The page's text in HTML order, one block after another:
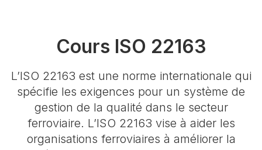
Cours ISO 22163
L’ISO 22163 est une norme internationale qui
spécifie les exigences pour un système de
gestion de la qualité dans le secteur
ferroviaire. L’ISO 22163 vise à aider les
organisations ferroviaires à améliorer la